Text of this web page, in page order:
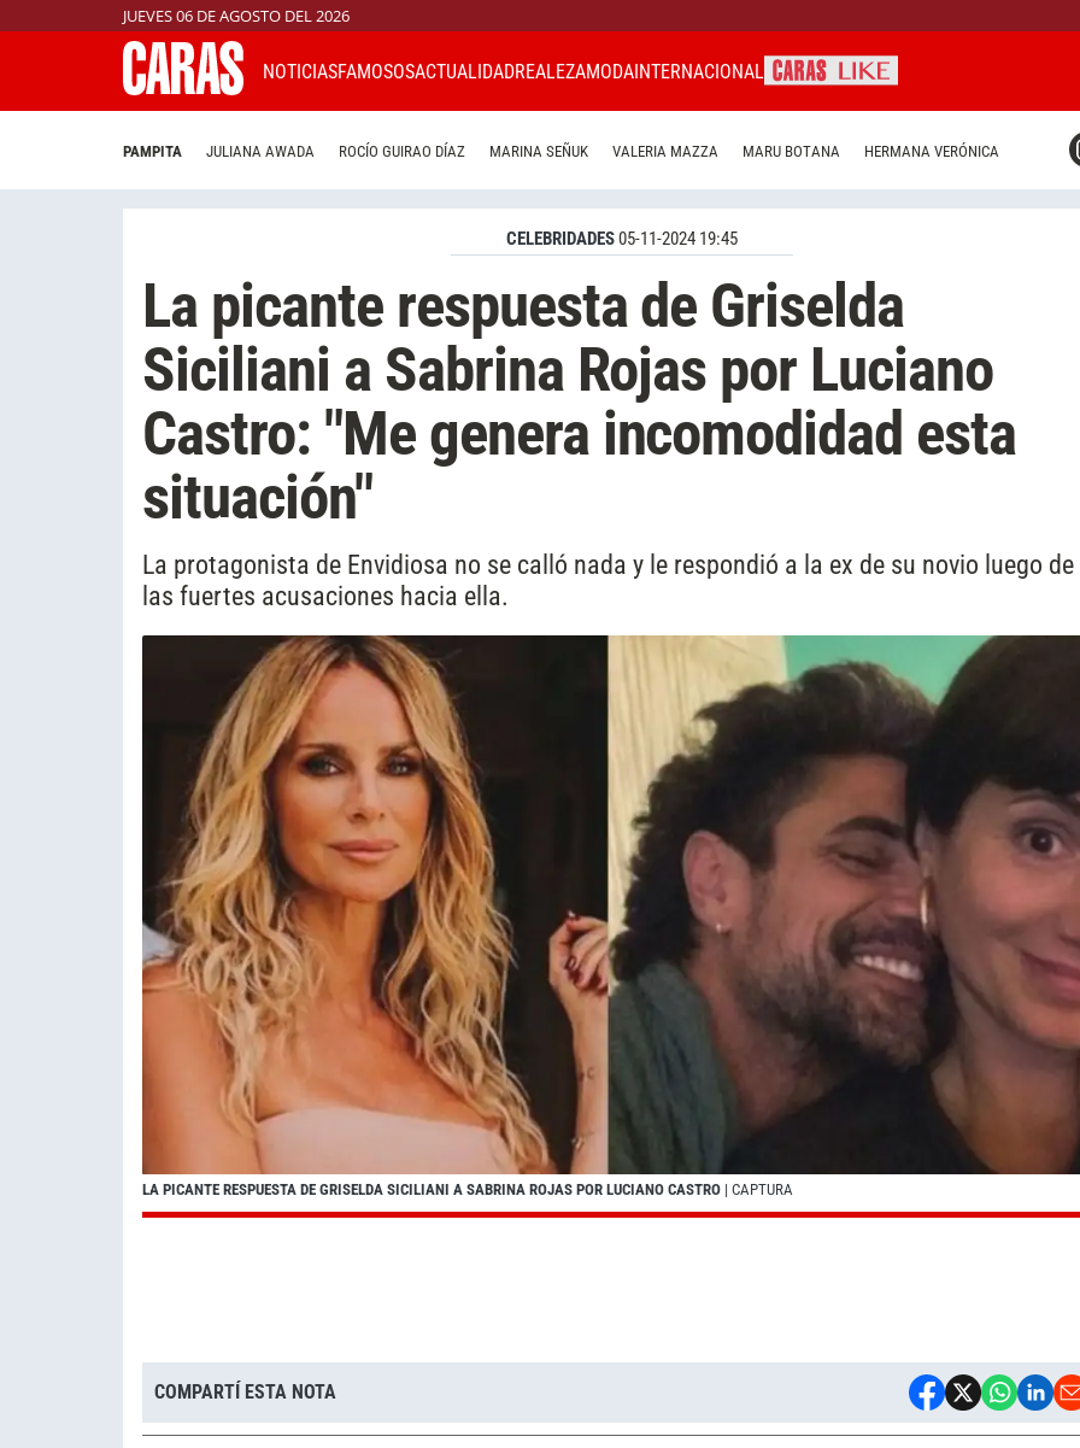
JUEVES 06 DE AGOSTO DEL 2026
NOTICIASFAMOSOSACTUALIDADREALEZAMODAINTERNACIONAL
PAMPITA JULIANA AWADA ROCÍO GUIRAO DÍAZ MARINA SEÑUK VALERIA MAZZA MARU BOTANA HERMANA VERÓNICA
CELEBRIDADES05-11-2024 19:45
La picante respuesta de Griselda
Siciliani a Sabrina Rojas por Luciano
Castro: "Me genera incomodidad esta
situación"
La protagonista de Envidiosa no se calló nada y le respondió a la ex de su novio luego de
las fuertes acusaciones hacia ella.
LA PICANTE RESPUESTA DE GRISELDA SICILIANI A SABRINA ROJAS POR LUCIANO CASTRO | CAPTURA
COMPARTÍ ESTA NOTA